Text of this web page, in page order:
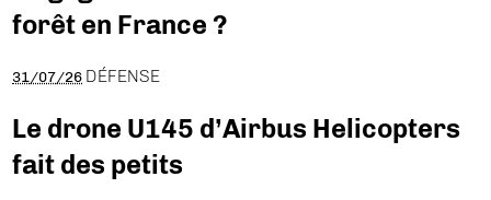
forêt en France ?
31/07/26 DÉFENSE
Le drone U145 d’Airbus Helicopters
fait des petits